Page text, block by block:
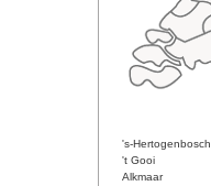
's-Hertogenbosch
't Gooi
Alkmaar